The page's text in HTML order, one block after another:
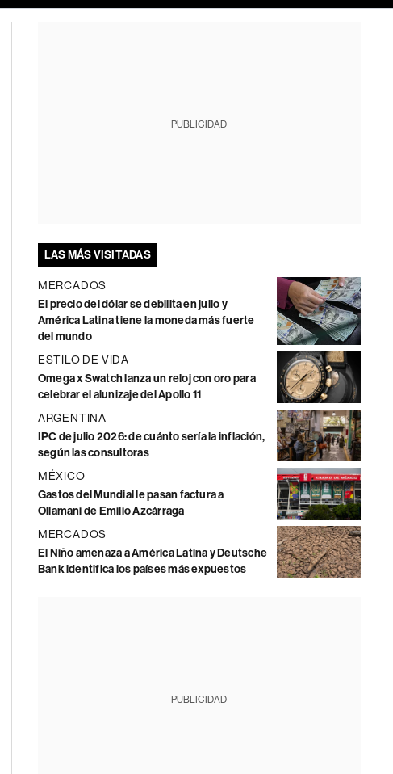
PUBLICIDAD
LAS MÁS VISITADAS
MERCADOS
El precio del dólar se debilita en julio y
América Latina tiene la moneda más fuerte
del mundo
ESTILO DE VIDA
Omega x Swatch lanza un reloj con oro para
celebrar el alunizaje del Apollo 11
ARGENTINA
IPC de julio 2026: de cuánto sería la inflación,
según las consultoras
MÉXICO
Gastos del Mundial le pasan factura a
Ollamani de Emilio Azcárraga
MERCADOS
El Niño amenaza a América Latina y Deutsche
Bank identifica los países más expuestos
PUBLICIDAD